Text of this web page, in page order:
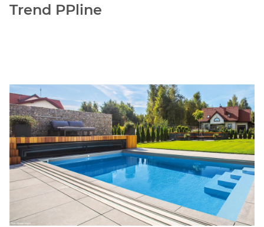
Trend PPline